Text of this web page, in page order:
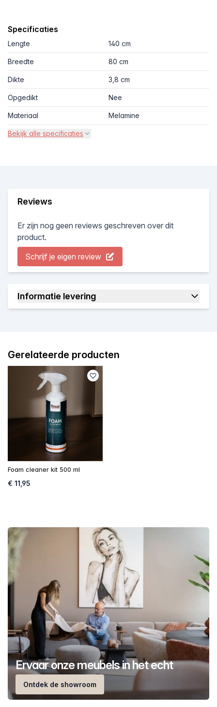
Specificaties
Lengte 140 cm
Breedte 80 cm
Dikte 3,8 cm
Opgedikt Nee
Materiaal Melamine
Bekijk alle specificaties
Reviews
Er zijn nog geen reviews geschreven over dit
product.
Schrijf je eigen review
Informatie levering
Gerelateerde producten
Foam cleaner kit 500 ml
€ 11,95
Ervaar onze meubels in het echt
Ontdek de showroom